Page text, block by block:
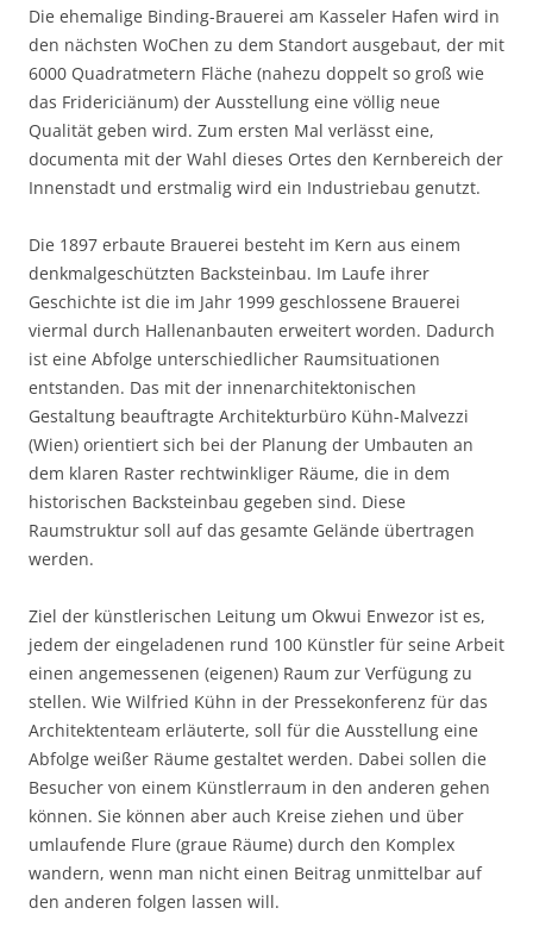
Die ehemalige Binding-Brauerei am Kasseler Hafen wird in
den nächsten WoChen zu dem Standort ausgebaut, der mit
6000 Quadratmetern Fläche (nahezu doppelt so groß wie
das Fridericiänum) der Ausstellung eine völlig neue
Qualität geben wird. Zum ersten Mal verlässt eine,
documenta mit der Wahl dieses Ortes den Kernbereich der
Innenstadt und erstmalig wird ein Industriebau genutzt.
Die 1897 erbaute Brauerei besteht im Kern aus einem
denkmalgeschützten Backsteinbau. Im Laufe ihrer
Geschichte ist die im Jahr 1999 geschlossene Brauerei
viermal durch Hallenanbauten erweitert worden. Dadurch
ist eine Abfolge unterschiedlicher Raumsituationen
entstanden. Das mit der innenarchitektonischen
Gestaltung beauftragte Architekturbüro Kühn-Malvezzi
(Wien) orientiert sich bei der Planung der Umbauten an
dem klaren Raster rechtwinkliger Räume, die in dem
historischen Backsteinbau gegeben sind. Diese
Raumstruktur soll auf das gesamte Gelände übertragen
werden.
Ziel der künstlerischen Leitung um Okwui Enwezor ist es,
jedem der eingeladenen rund 100 Künstler für seine Arbeit
einen angemessenen (eigenen) Raum zur Verfügung zu
stellen. Wie Wilfried Kühn in der Pressekonferenz für das
Architektenteam erläuterte, soll für die Ausstellung eine
Abfolge weißer Räume gestaltet werden. Dabei sollen die
Besucher von einem Künstlerraum in den anderen gehen
können. Sie können aber auch Kreise ziehen und über
umlaufende Flure (graue Räume) durch den Komplex
wandern, wenn man nicht einen Beitrag unmittelbar auf
den anderen folgen lassen will.